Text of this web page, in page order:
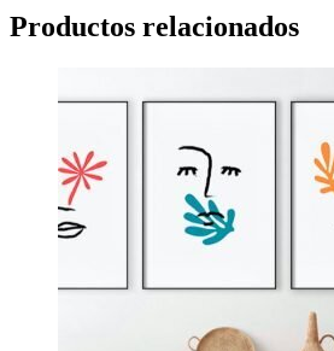
Productos relacionados